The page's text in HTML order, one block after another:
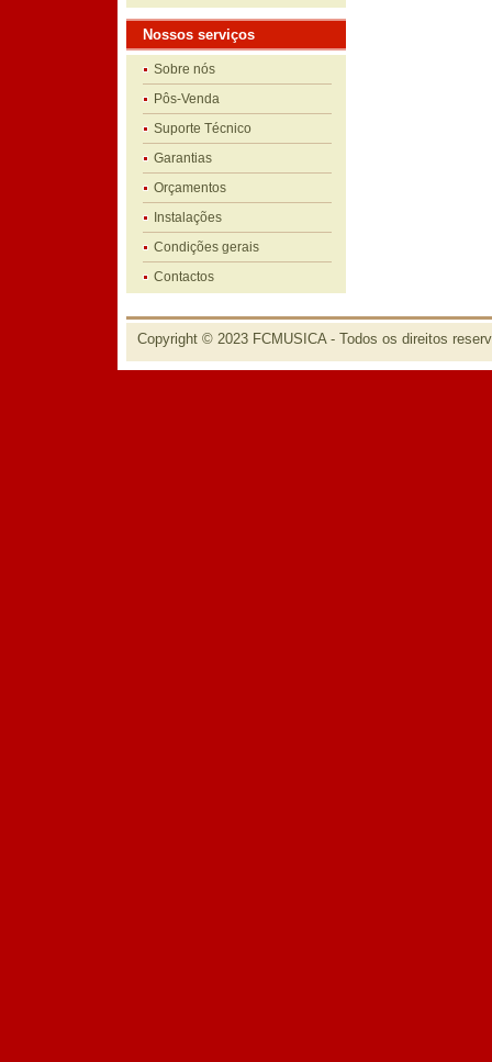
Nossos serviços
Sobre nós
Pôs-Venda
Suporte Técnico
Garantias
Orçamentos
Instalações
Condições gerais
Contactos
Copyright © 2023 FCMUSICA - Todos os direitos